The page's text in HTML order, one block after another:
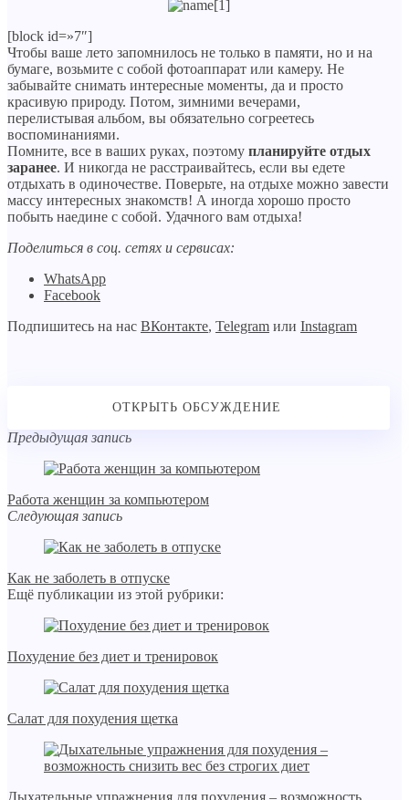
[block id=»7″]
Чтобы ваше лето запомнилось не только в памяти, но и на
бумаге, возьмите с собой фотоаппарат или камеру. Не
забывайте снимать интересные моменты, да и просто
красивую природу. Потом, зимними вечерами,
перелистывая альбом, вы обязательно согреетесь
воспоминаниями.
Помните, все в ваших руках, поэтому планируйте отдых
заранее. И никогда не расстраивайтесь, если вы едете
отдыхать в одиночестве. Поверьте, на отдыхе можно завести
массу интересных знакомств! А иногда хорошо просто
побыть наедине с собой. Удачного вам отдыха!
Поделиться в соц. сетях и сервисах:
WhatsApp
Facebook
Подпишитесь на нас ВКонтакте, Telegram или Instagram
Предыдущая запись
Работа женщин за компьютером
Следующая запись
Как не заболеть в отпуске
Ещё публикации из этой рубрики:
Похудение без диет и тренировок
Салат для похудения щетка
Дыхательные упражнения для похудения – возможность